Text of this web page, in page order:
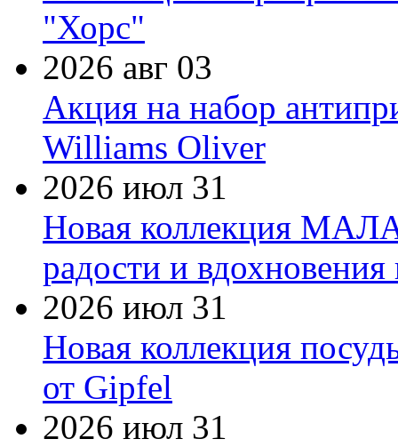
"Хорс"
2026 авг 03
Акция на набор
Williams Oliver
2026 июл 31
Новая коллекция
радости и
2026 июл 31
Новая коллекция
от Gipfel
2026 июл 31